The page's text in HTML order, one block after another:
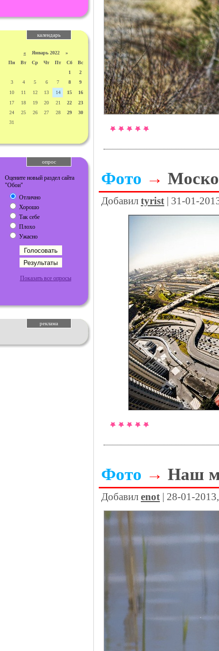
календарь
« Январь 2022 »
Пн
Вт Ср Чт Пт Сб
Вс
1
2
3
4 5 6 7 8
9
10
11 12 13 14 15
16
17
18 19 20 21 22
23
24
25 26 27 28 29
30
31
опрос
Оцените новый раздел сайта
"Обои"
Отлично
Хорошо
Так себе
Плохо
Ужасно
Показать все опросы
реклама
Фото →
Добавил tyrist | 31-01-
Фото → Наш
Добавил enot | 28-01-